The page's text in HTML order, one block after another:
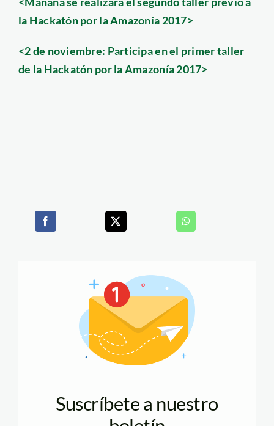
la Hackatón por la Amazonía 2017>
<2 de noviembre: Participa en el primer taller
de la Hackatón por la Amazonía 2017>
Suscríbete a nuestro